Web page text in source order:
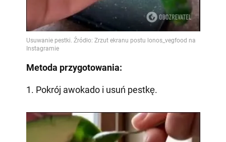
Metoda przygotowania:
1. Pokrój awokado i usuń pestkę.